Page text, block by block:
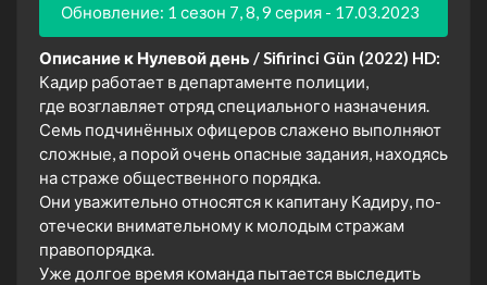
Обновление: 1 сезон 7, 8, 9 серия - 17.03.2023
Описание к Нулевой день / Sifirinci Gün (2022) HD:
Кадир работает в департаменте полиции,
где возглавляет отряд специального назначения.
Семь подчинённых офицеров слажено выполняют
сложные, а порой очень опасные задания, находясь
на страже общественного порядка.
Они уважительно относятся к капитану Кадиру, по-
отечески внимательному к молодым стражам
правопорядка.
Уже долгое время команда пытается выследить